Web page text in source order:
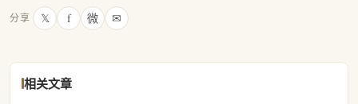
分享 𝕏 f 微 ✉
相关文章